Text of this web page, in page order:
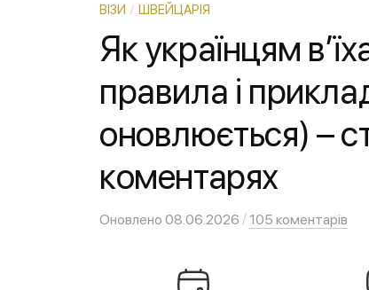
ВІЗИ / ШВЕЙЦАРІЯ
Як українцям
правила і
оновлюється) –
коментарях
Оновлено 08.06.2026 /105 коментарів